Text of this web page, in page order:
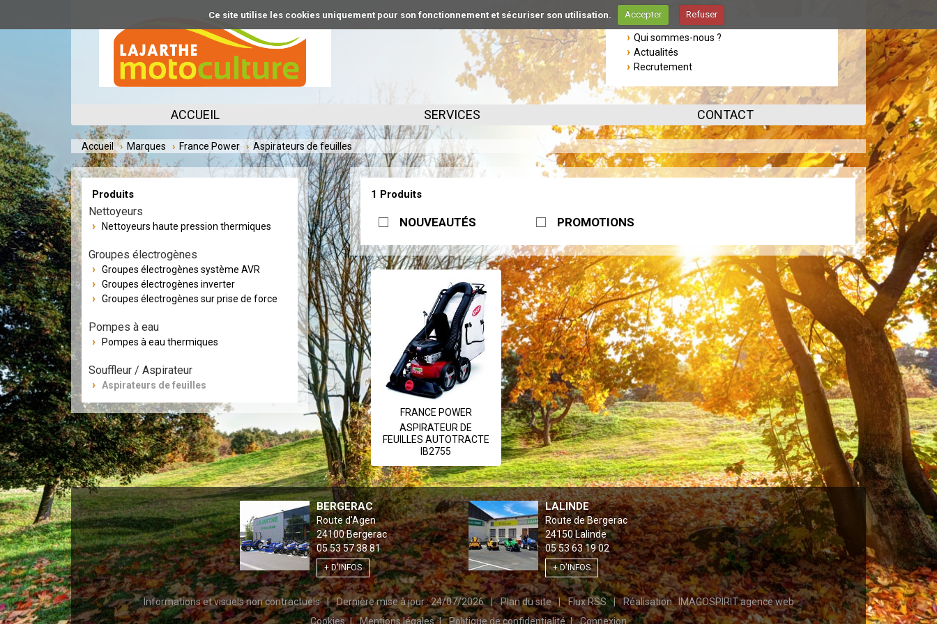
Ce site utilise les cookies uniquement pour son fonctionnement et sécuriser son utilisation. Accepter Refuser
Qui sommes-nous ?
Actualités
Recrutement
ACCUEIL SERVICES CONTACT
Accueil Marques France Power Aspirateurs de feuilles
1 Produits
NOUVEAUTÉS PROMOTIONS
FRANCE POWER
ASPIRATEUR DE
FEUILLES AUTOTRACTE
IB2755
Produits
Nettoyeurs
Nettoyeurs haute pression thermiques
Groupes électrogènes
Groupes électrogènes système AVR
Groupes électrogènes inverter
Groupes électrogènes sur prise de force
Pompes à eau
Pompes à eau thermiques
Souffleur / Aspirateur
Aspirateurs de feuilles
BERGERAC
Route d'Agen
24100Bergerac
05 53 57 38 81
+ D'INFOS
LALINDE
Route de Bergerac
24150Lalinde
05 53 63 19 02
+ D'INFOS
Informations et visuels non contractuels Dernière mise à jour : 24/07/2026 Plan du site Flux RSS Réalisation :IMAGOSPIRIT agence web
Cookies
Mentions légales Politique de confidentialité Connexion